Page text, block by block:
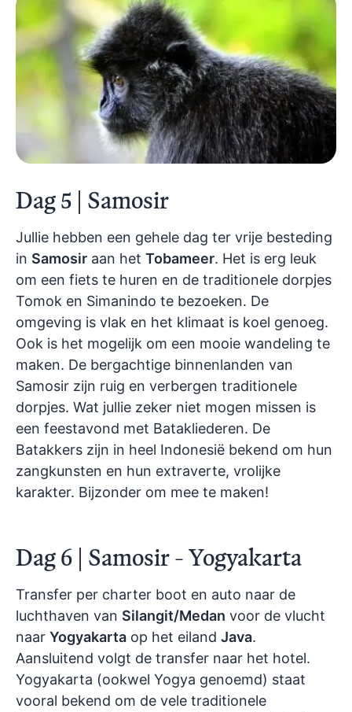
Dag 5 | Samosir
Jullie hebben een gehele dag ter vrije besteding
in Samosir aan het Tobameer. Het is erg leuk
om een fiets te huren en de traditionele dorpjes
Tomok en Simanindo te bezoeken. De
omgeving is vlak en het klimaat is koel genoeg.
Ook is het mogelijk om een mooie wandeling te
maken. De bergachtige binnenlanden van
Samosir zijn ruig en verbergen traditionele
dorpjes. Wat jullie zeker niet mogen missen is
een feestavond met Batakliederen. De
Batakkers zijn in heel Indonesië bekend om hun
zangkunsten en hun extraverte, vrolijke
karakter. Bijzonder om mee te maken!
Dag 6 | Samosir - Yogyakarta
Transfer per charter boot en auto naar de
luchthaven van Silangit/Medan voor de vlucht
naar Yogyakarta op het eiland Java.
Aansluitend volgt de transfer naar het hotel.
Yogyakarta (ookwel Yogya genoemd) staat
vooral bekend om de vele traditionele